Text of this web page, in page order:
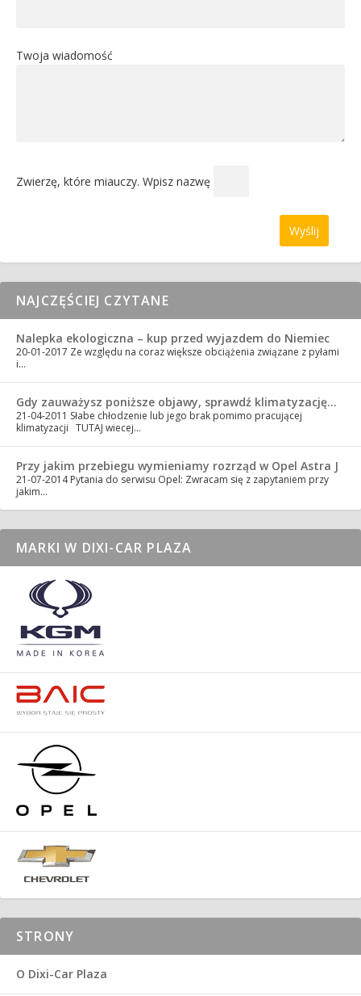
Twoja wiadomość
Zwierzę, które miauczy. Wpisz nazwę
NAJCZĘŚCIEJ CZYTANE
Nalepka ekologiczna – kup przed wyjazdem do Niemiec
20-01-2017 Ze względu na coraz większe obciążenia związane z pyłami
i…
Gdy zauważysz poniższe objawy, sprawdź klimatyzację…
21-04-2011 Słabe chłodzenie lub jego brak pomimo pracującej
klimatyzacji TUTAJ wiecej…
Przy jakim przebiegu wymieniamy rozrząd w Opel Astra J
21-07-2014 Pytania do serwisu Opel: Zwracam się z zapytaniem przy
jakim…
MARKI W DIXI-CAR PLAZA
STRONY
O Dixi-Car Plaza